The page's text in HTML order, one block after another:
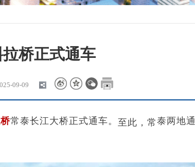
桥正式通车
09-09
常泰长江大桥正式通车。 至此，常泰两地通